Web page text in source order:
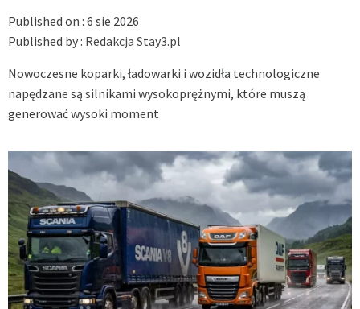
Published on : 6 sie 2026
Published by : Redakcja Stay3.pl
Nowoczesne koparki, ładowarki i wozidła technologiczne
napędzane są silnikami wysokoprężnymi, które muszą
generować wysoki moment